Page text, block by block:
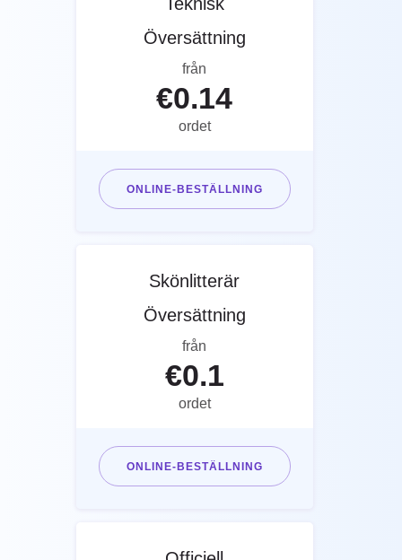
Översättning
från
€0.14
ordet
ONLINE-BESTÄLLNING
Skönlitterär
Översättning
från
€0.1
ordet
ONLINE-BESTÄLLNING